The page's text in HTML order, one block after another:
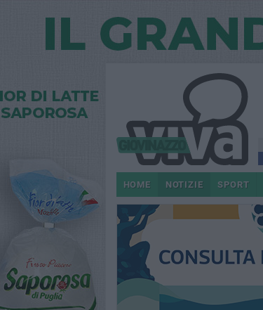
HOME NOTIZIE SPORT